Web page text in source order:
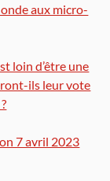
aux micro-
loin d’être une
ils leur vote
7 avril 2023